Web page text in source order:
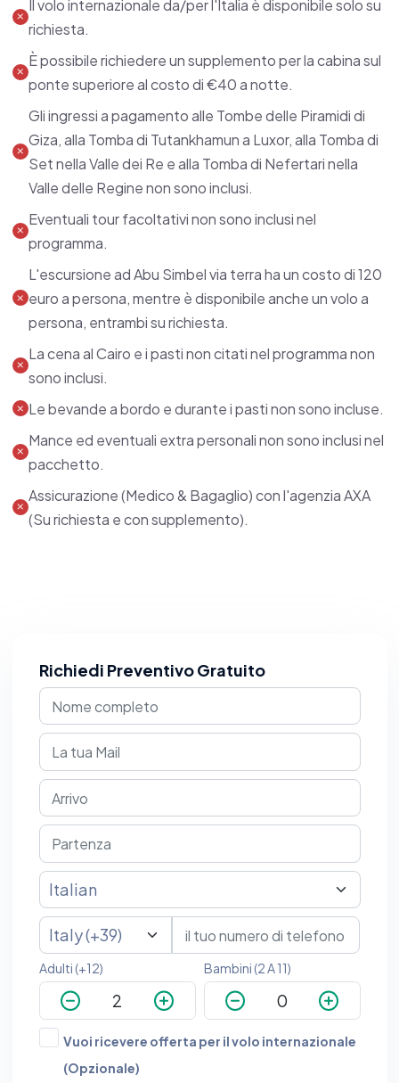
Il volo internazionale da/per l'Italia è disponibile solo su
richiesta.
È possibile richiedere un supplemento per la cabina sul
ponte superiore al costo di €40 a notte.
Gli ingressi a pagamento alle Tombe delle Piramidi di
Giza, alla Tomba di Tutankhamun a Luxor, alla Tomba di
Set nella Valle dei Re e alla Tomba di Nefertari nella
Valle delle Regine non sono inclusi.
Eventuali tour facoltativi non sono inclusi nel
programma.
L'escursione ad Abu Simbel via terra ha un costo di 120
euro a persona, mentre è disponibile anche un volo a
persona, entrambi su richiesta.
La cena al Cairo e i pasti non citati nel programma non
sono inclusi.
Le bevande a bordo e durante i pasti non sono incluse.
Mance ed eventuali extra personali non sono inclusi nel
pacchetto.
Assicurazione (Medico & Bagaglio) con l'agenzia AXA
(Su richiesta e con supplemento).
Richiedi Preventivo Gratuito
Adulti (+12) Bambini (2 A 11)
Vuoi ricevere offerta per il volo internazionale
(Opzionale)